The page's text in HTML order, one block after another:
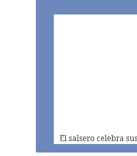
El salsero celebra